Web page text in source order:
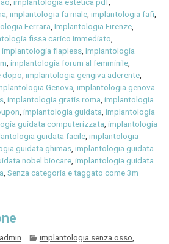
,implantologia fa male ,implantologia fafi
Ferrara ,Implantologia Firenze
fissa carico immediato
,implantologia flapless ,Implantologia
,implantologia forum al femminile
dopo ,implantologia gengiva aderente
Genova ,implantologia genova
,implantologia gratis roma ,implantologia
,implantologia guidata ,implantologia
guidata computerizzata ,implantologia
guidata facile ,implantologia
guidata ghimas ,implantologia guidata
nobel biocare ,implantologia guidata
,Senza categoria e taggato come 3m
admin implantologia senza osso